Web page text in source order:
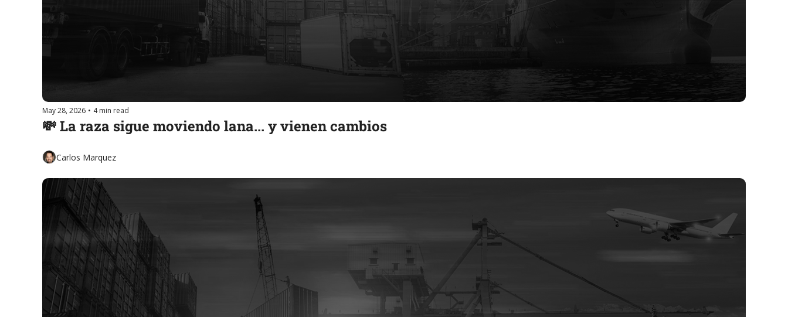
May 28, 2026 • 4 min read
💸 La raza sigue moviendo lana... y vienen cambios
Carlos Marquez